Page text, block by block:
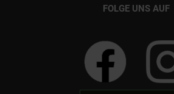
FOLGE UNS AUF